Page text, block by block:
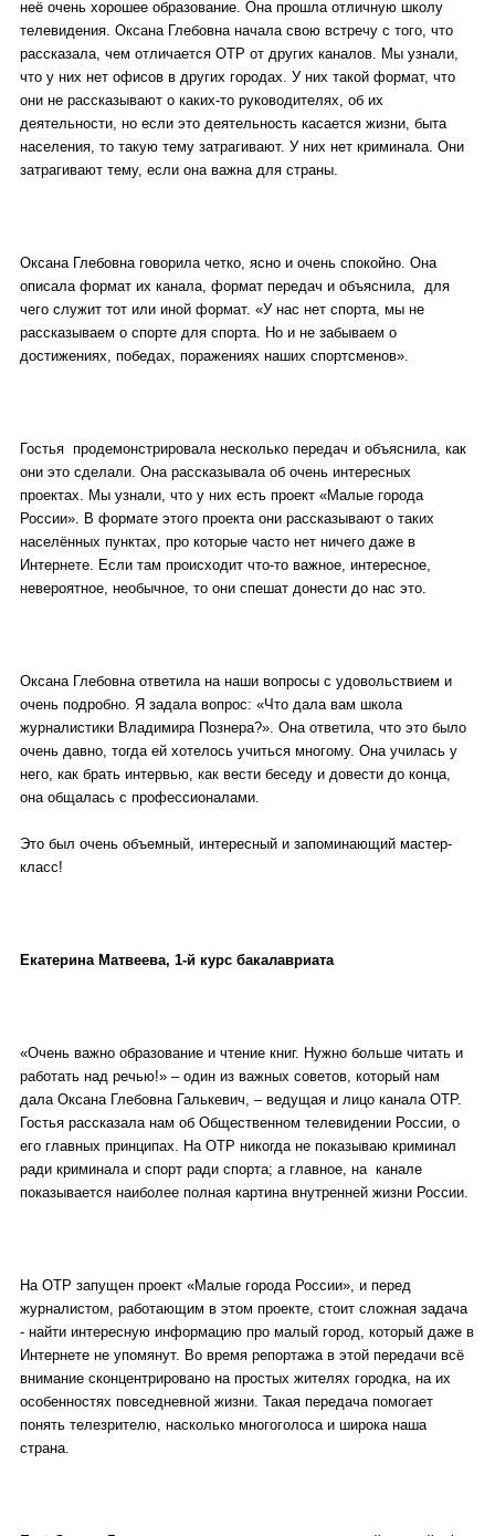
неё очень хорошее образование. Она прошла отличную школу
телевидения. Оксана Глебовна начала свою встречу с того, что
рассказала, чем отличается ОТР от других каналов. Мы узнали,
что у них нет офисов в других городах. У них такой формат, что
они не рассказывают о каких-то руководителях, об их
деятельности, но если это деятельность касается жизни, быта
населения, то такую тему затрагивают. У них нет криминала. Они
затрагивают тему, если она важна для страны.
Оксана Глебовна говорила четко, ясно и очень спокойно. Она
описала формат их канала, формат передач и объяснила, для
чего служит тот или иной формат. «У нас нет спорта, мы не
рассказываем о спорте для спорта. Но и не забываем о
достижениях, победах, поражениях наших спортсменов».
Гостья продемонстрировала несколько передач и объяснила, как
они это сделали. Она рассказывала об очень интересных
проектах. Мы узнали, что у них есть проект «Малые города
России». В формате этого проекта они рассказывают о таких
населённых пунктах, про которые часто нет ничего даже в
Интернете. Если там происходит что-то важное, интересное,
невероятное, необычное, то они спешат донести до нас это.
Оксана Глебовна ответила на наши вопросы с удовольствием и
очень подробно. Я задала вопрос: «Что дала вам школа
журналистики Владимира Познера?». Она ответила, что это было
очень давно, тогда ей хотелось учиться многому. Она училась у
него, как брать интервью, как вести беседу и довести до конца,
она общалась с профессионалами.
Это был очень объемный, интересный и запоминающий мастер-
класс!
Екатерина Матвеева, 1-й курс бакалавриата
«Очень важно образование и чтение книг. Нужно больше читать и
работать над речью!» – один из важных советов, который нам
дала Оксана Глебовна Галькевич, – ведущая и лицо канала ОТР.
Гостья рассказала нам об Общественном телевидении России, о
его главных принципах. На ОТР никогда не показываю криминал
ради криминала и спорт ради спорта; а главное, на канале
показывается наиболее полная картина внутренней жизни России.
На ОТР запущен проект «Малые города России», и перед
журналистом, работающим в этом проекте, стоит сложная задача
- найти интересную информацию про малый город, который даже в
Интернете не упомянут. Во время репортажа в этой передачи всё
внимание сконцентрировано на простых жителях городка, на их
особенностях повседневной жизни. Такая передача помогает
понять телезрителю, насколько многоголоса и широка наша
страна.